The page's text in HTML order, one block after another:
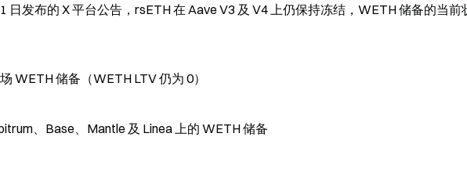
日发布的 X 平台公告，rsETH 在 Aave V3 及 V4 上仍保持冻结，WETH 储备的当前
WETH 储备（WETH LTV 仍为 0）
、Base、Mantle 及 Linea 上的 WETH 储备